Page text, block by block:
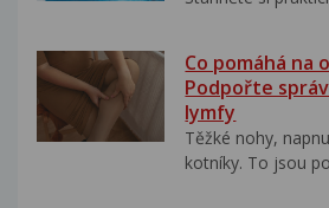
Co pomáhá na
Podpořte
lymfy
Těžké nohy,
kotníky. To jsou